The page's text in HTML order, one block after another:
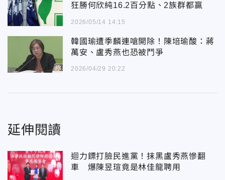
狂勝何欣純16.2百分點、2族群都贏
2026/05/14 14:15
韓國瑜遭季麟連嗆開除！陳培瑜酸：蔣
萬安、盧秀燕也恐被鬥爭
2026/04/29 20:22
延伸閱讀
迴力鏢打臉民進黨！抹黑盧秀燕慘翻
車 爆陳昱瑄竟是林佳龍聘用